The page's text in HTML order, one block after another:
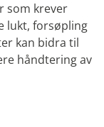
som krever
lukt, forsøpling
kan bidra til
håndtering av